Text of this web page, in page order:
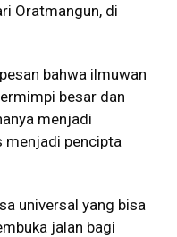
Oratmangun, di
bahwa ilmuwan
besar dan
menjadi
menjadi pencipta
universal yang bisa
jalan bagi